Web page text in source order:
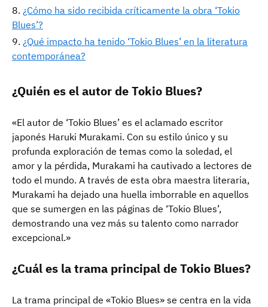
¿Cómo ha sido recibida críticamente la obra ‘Tokio
Blues’?
¿Qué impacto ha tenido ‘Tokio Blues’ en la literatura
contemporánea?
¿Quién es el autor de Tokio Blues?
«El autor de ‘Tokio Blues’ es el aclamado escritor
japonés Haruki Murakami. Con su estilo único y su
profunda exploración de temas como la soledad, el
amor y la pérdida, Murakami ha cautivado a lectores de
todo el mundo. A través de esta obra maestra literaria,
Murakami ha dejado una huella imborrable en aquellos
que se sumergen en las páginas de ‘Tokio Blues’,
demostrando una vez más su talento como narrador
excepcional.»
¿Cuál es la trama principal de Tokio Blues?
La trama principal de «Tokio Blues» se centra en la vida